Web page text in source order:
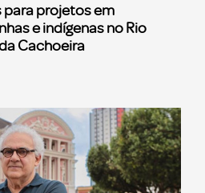
para projetos em
e indígenas no Rio
Cachoeira